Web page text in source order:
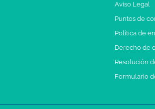
Aviso Legal
Puntos de
Política de
Derecho de
Resolución
Formulario